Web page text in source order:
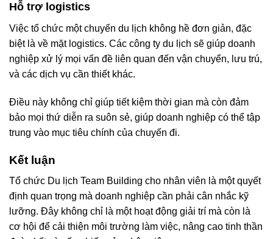
Hỗ trợ logistics
Việc tổ chức một chuyến du lịch không hề đơn giản, đặc
biệt là về mặt logistics. Các công ty du lịch sẽ giúp doanh
nghiệp xử lý mọi vấn đề liên quan đến vận chuyển, lưu trú,
và các dịch vụ cần thiết khác.
Điều này không chỉ giúp tiết kiệm thời gian mà còn đảm
bảo mọi thứ diễn ra suôn sẻ, giúp doanh nghiệp có thể tập
trung vào mục tiêu chính của chuyến đi.
Kết luận
Tổ chức Du lịch Team Building cho nhân viên là một quyết
định quan trọng mà doanh nghiệp cần phải cân nhắc kỹ
lưỡng. Đây không chỉ là một hoạt động giải trí mà còn là
cơ hội để cải thiện môi trường làm việc, nâng cao tinh thần